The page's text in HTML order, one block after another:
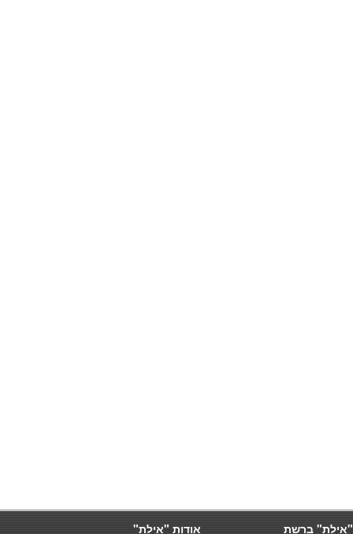
אודות "אילת" "אילת" ברשת